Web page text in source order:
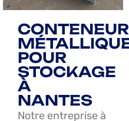
POUR
STOCKAGE
À
NANTES
Notre entreprise à